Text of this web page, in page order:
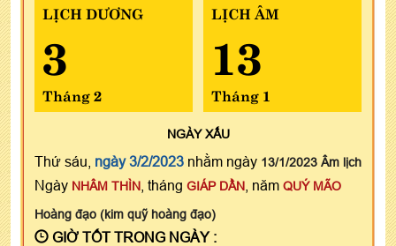
LỊCH DƯƠNG
3
Tháng 2
LỊCH ÂM
13
Tháng 1
NGÀYXẤU
Thứ sáu, ngày 3/2/2023 nhằm ngày 13/1/2023 Âm lịch
Ngày NHÂM THÌN , tháng GIÁP DẦN , năm QUÝ MÃO
Hoàng đạo (kim quỹ hoàng đạo)
GIỜ TỐT TRONG NGÀY :